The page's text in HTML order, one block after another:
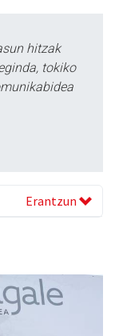
hitzak
tokiko
Erantzun